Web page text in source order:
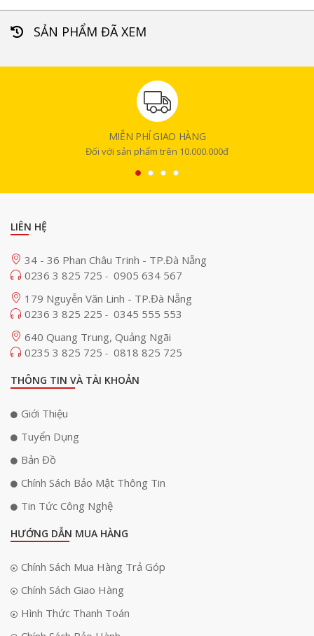
SẢN PHẨM ĐÃ XEM
MIỄN PHÍ GIAO HÀNG
Đối với sản phẩm trên 10.000.000đ
LIÊN HỆ
34 - 36 Phan Châu Trinh - TP.Đà Nẵng
0236 3 825 725 - 0905 634 567
179 Nguyễn Văn Linh - TP.Đà Nẵng
0236 3 825 225 - 0345 555 553
640 Quang Trung, Quảng Ngãi
0235 3 825 725 - 0818 825 725
THÔNG TIN VÀ TÀI KHOẢN
Giới Thiệu
Tuyển Dụng
Bản Đồ
Chính Sách Bảo Mật Thông Tin
Tin Tức Công Nghệ
HƯỚNG DẪN MUA HÀNG
Chính Sách Mua Hàng Trả Góp
Chính Sách Giao Hàng
Hình Thức Thanh Toán